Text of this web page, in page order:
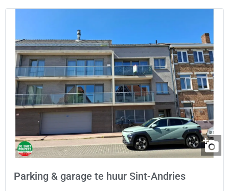
Parking & garage te huur Sint-Andries